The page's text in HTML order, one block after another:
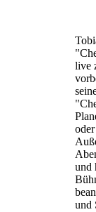
live
und
und